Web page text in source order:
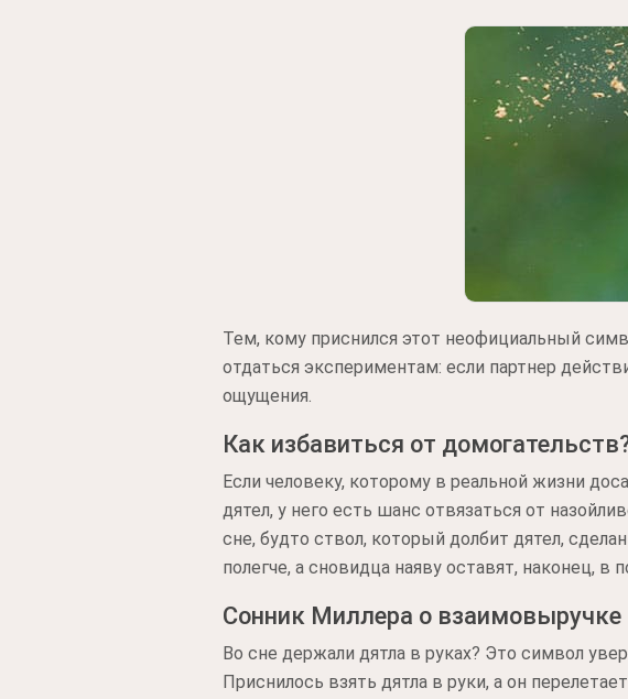
Тем, кому приснился этот неофициальный
отдаться экспериментам: если партнер
ощущения.
Как избавиться от
Если человеку, которому в реальной жизни
дятел, у него есть шанс отвязаться от
сне, будто ствол, который долбит дятел,
полегче, а сновидца наяву оставят, наконец, в
Сонник Миллера о взаимовыручке
Во сне держали дятла в руках? Это символ
Приснилось взять дятла в руки, а он